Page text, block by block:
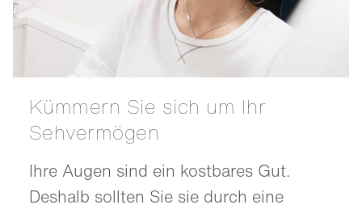
Kümmern Sie sich um Ihr
Sehvermögen
Ihre Augen sind ein kostbares Gut.
Deshalb sollten Sie sie durch eine